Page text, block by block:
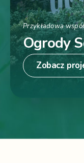
Przykładowa
Ogrody
Zobacz